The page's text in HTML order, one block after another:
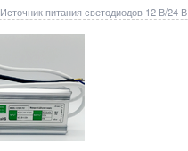
Источник питания светодиодов 12 В/24 В